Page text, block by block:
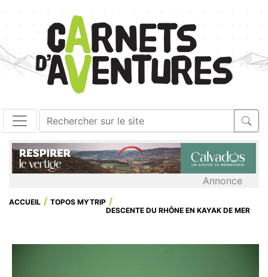
Annonce
ACCUEIL
TOPOS MYTRIP
DESCENTE DU RHÔNE EN KAYAK DE MER